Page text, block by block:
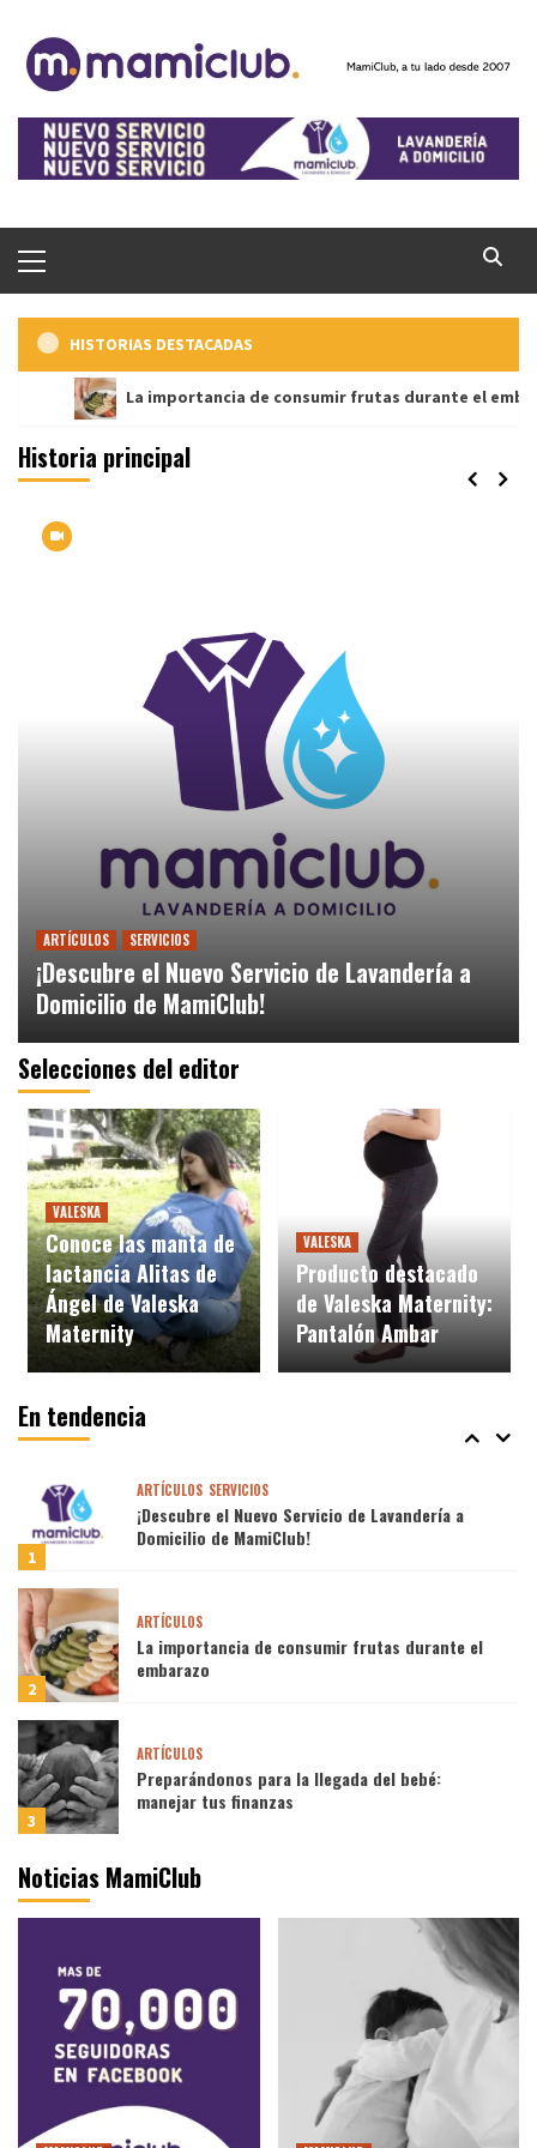
contenido
principal
HISTORIAS DESTACADAS
La importancia de consumir frutas durante el embarazo
Historia principal
ARTÍCULOS SERVICIOS
¡Descubre el Nuevo Servicio de Lavandería a
Domicilio de MamiClub!
Selecciones del editor
VALESKA
Conoce las manta de
lactancia Alitas de
Ángel de Valeska
Maternity
VALESKA
Producto destacado
de Valeska Maternity:
Pantalón Ambar
En tendencia
3
Preparándonos para la llegada del bebé:
manejar tus finanzas
4
ARTÍCULOS
Anhelos y Antojos: descifrando los misterios
de los antojos durante el embarazo
5
ARTÍCULOS
1
ARTÍCULOS SERVICIOS
¡Descubre el Nuevo Servicio de Lavandería a
Domicilio de MamiClub!
2
ARTÍCULOS
La importancia de consumir frutas durante el
embarazo
3
ARTÍCULOS
Preparándonos para la llegada del bebé:
manejar tus finanzas
ARTÍCULOS
ARTÍCULOS SALUD
El descanso en el embarazo: Cuidando tu
salud y la de tu bebé
Noticias MamiClub